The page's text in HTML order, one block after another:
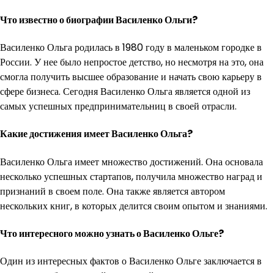
Что известно о биографии Василенко Ольги?
Василенко Ольга родилась в 1980 году в маленьком городке в
России. У нее было непростое детство, но несмотря на это, она
смогла получить высшее образование и начать свою карьеру в
сфере бизнеса. Сегодня Василенко Ольга является одной из
самых успешных предпринимательниц в своей отрасли.
Какие достижения имеет Василенко Ольга?
Василенко Ольга имеет множество достижений. Она основала
несколько успешных стартапов, получила множество наград и
признаний в своем поле. Она также является автором
нескольких книг, в которых делится своим опытом и знаниями.
Что интересного можно узнать о Василенко Ольге?
Один из интересных фактов о Василенко Ольге заключается в